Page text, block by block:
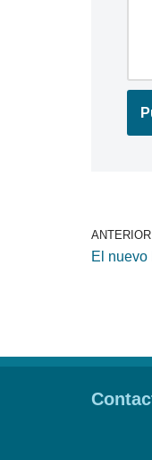
ANTERIOR
El nuevo